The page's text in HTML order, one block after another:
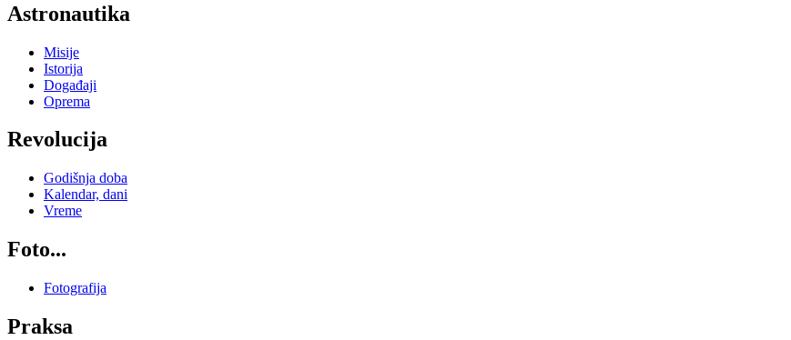
Astronautika
Misije
Istorija
Događaji
Oprema
Revolucija
Godišnja doba
Kalendar, dani
Vreme
Foto...
Fotografija
Praksa